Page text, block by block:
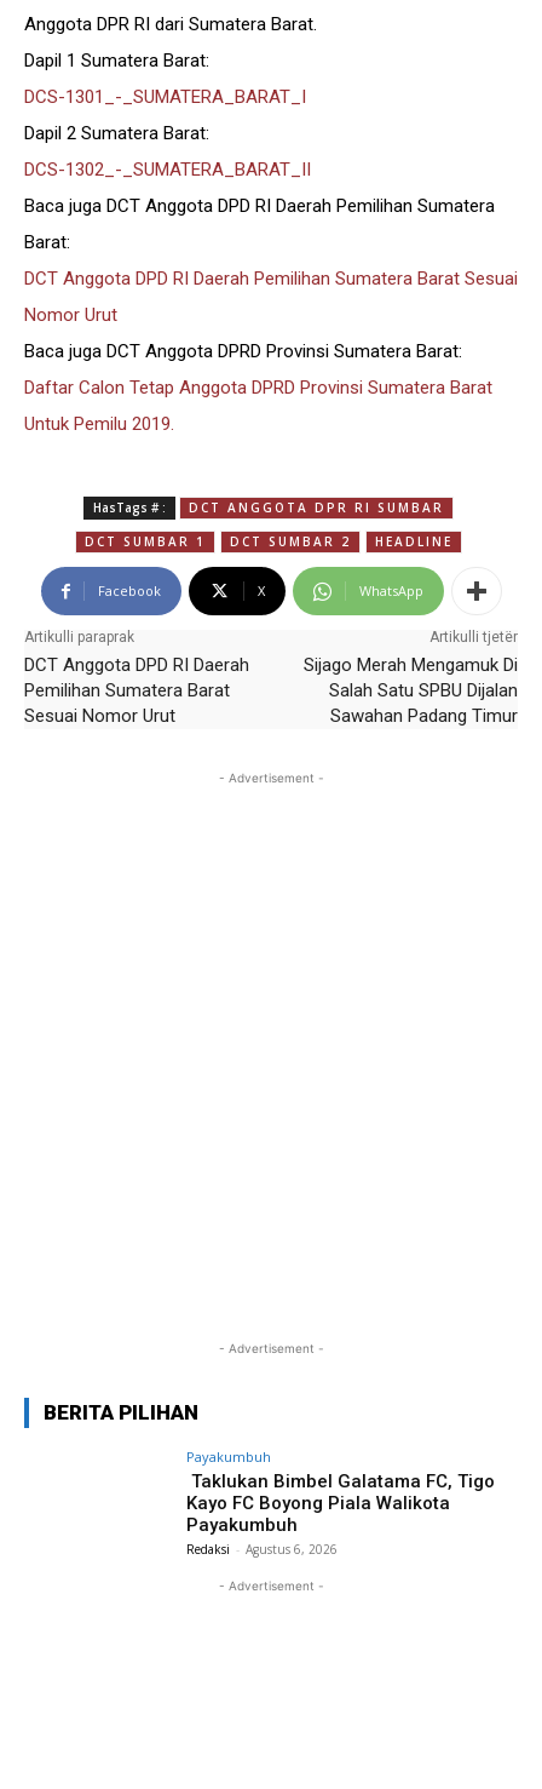
Anggota DPR RI dari Sumatera Barat.
Dapil 1 Sumatera Barat:
DCS-1301_-_SUMATERA_BARAT_I
Dapil 2 Sumatera Barat:
DCS-1302_-_SUMATERA_BARAT_II
Baca juga DCT Anggota DPD RI Daerah Pemilihan Sumatera
Barat:
DCT Anggota DPD RI Daerah Pemilihan Sumatera Barat Sesuai
Nomor Urut
Baca juga DCT Anggota DPRD Provinsi Sumatera Barat:
Daftar Calon Tetap Anggota DPRD Provinsi Sumatera Barat
Untuk Pemilu 2019.
HasTags # :
DCT ANGGOTA DPR RI SUMBAR
DCT SUMBAR 1
DCT SUMBAR 2 HEADLINE
Facebook X WhatsApp
Artikulli paraprak
DCT Anggota DPD RI Daerah
Pemilihan Sumatera Barat
Sesuai Nomor Urut
Artikulli tjetër
Sijago Merah Mengamuk Di
Salah Satu SPBU Dijalan
Sawahan Padang Timur
- Advertisement -
- Advertisement -
BERITA PILIHAN
Payakumbuh
Taklukan Bimbel Galatama FC, Tigo
Kayo FC Boyong Piala Walikota
Payakumbuh
Redaksi - Agustus 6, 2026
- Advertisement -